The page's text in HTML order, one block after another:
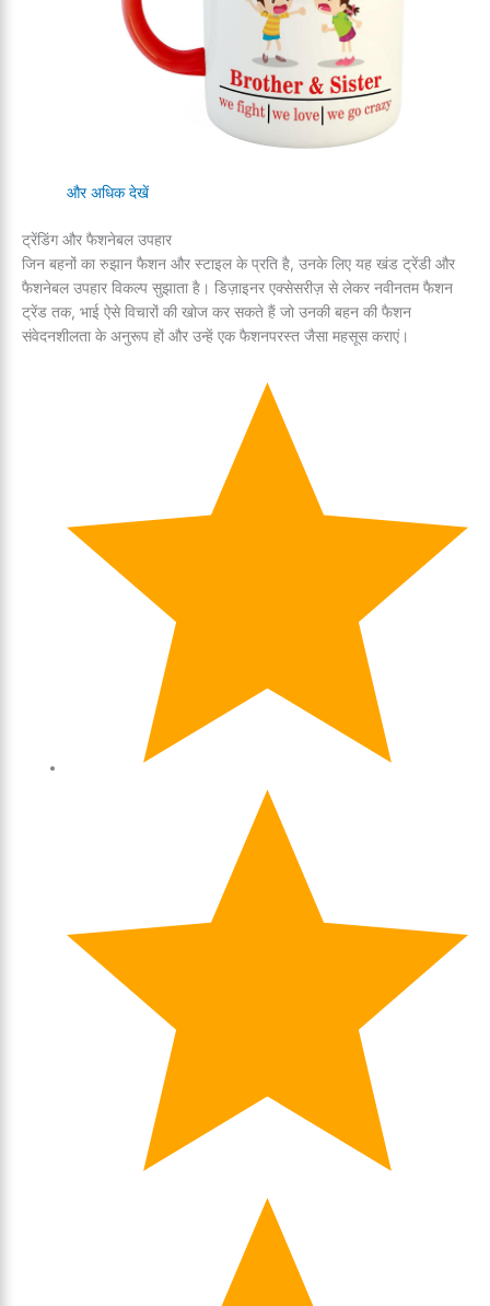
और अधिक देखें
ट्रेंडिंग और फैशनेबल उपहार
जिन बहनों का रुझान फैशन और स्टाइल के प्रति है, उनके लिए यह खंड ट्रेंडी और
फैशनेबल उपहार विकल्प सुझाता है। डिज़ाइनर एक्सेसरीज़ से लेकर नवीनतम फैशन
ट्रेंड तक, भाई ऐसे विचारों की खोज कर सकते हैं जो उनकी बहन की फैशन
संवेदनशीलता के अनुरूप हों और उन्हें एक फैशनपरस्त जैसा महसूस कराएं।